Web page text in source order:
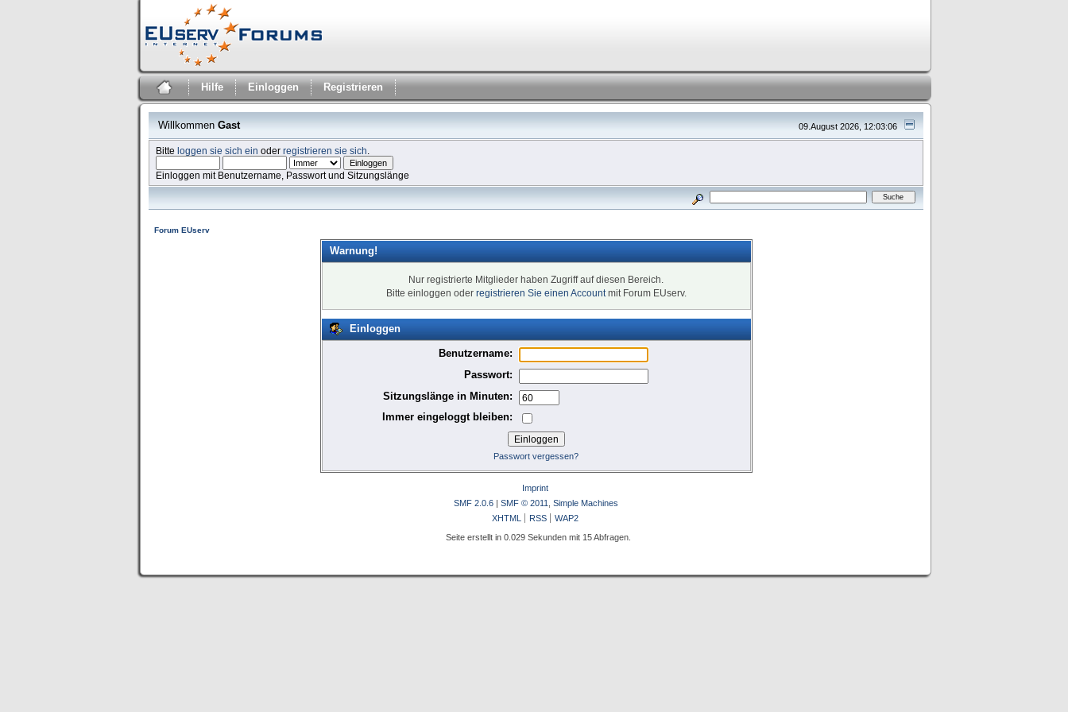
Hilfe Einloggen Registrieren
09.August 2026, 12:03:06
Willkommen Gast
Bitteloggen sie sich ein oderregistrieren sie sich
Einloggen mit Benutzername, Passwort und Sitzungslänge
Forum EUserv
Warnung!
Nur registrierte Mitglieder haben Zugriff auf diesen Bereich.
Bitte einloggen oder registrieren Sie einen Accountmit Forum EUserv.
Einloggen
Benutzername:
Passwort:
Sitzungslänge in Minuten:
Immer eingeloggt bleiben:
Passwort vergessen?
Imprint
SMF 2.0.6
SMF © 2011, Simple Machines
XHTML
RSS
WAP2
Seite erstellt in 0.029 Sekunden mit 15 Abfragen.